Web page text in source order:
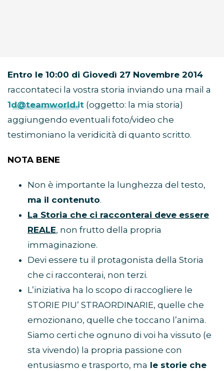
Entro le 10:00 di Giovedì 27 Novembre 2014
raccontateci la vostra storia inviando una mail a
1d@teamworld.it (oggetto: la mia storia)
aggiungendo eventuali foto/video che
testimoniano la veridicità di quanto scritto.
NOTA BENE
Non è importante la lunghezza del testo,
ma il contenuto.
La Storia che ci racconterai deve essere
REALE, non frutto della propria
immaginazione.
Devi essere tu il protagonista della Storia
che ci racconterai, non terzi.
L’iniziativa ha lo scopo di raccogliere le
STORIE PIU’ STRAORDINARIE, quelle che
emozionano, quelle che toccano l’anima.
Siamo certi che ognuno di voi ha vissuto (e
sta vivendo) la propria passione con
entusiasmo e trasporto, ma le storie che